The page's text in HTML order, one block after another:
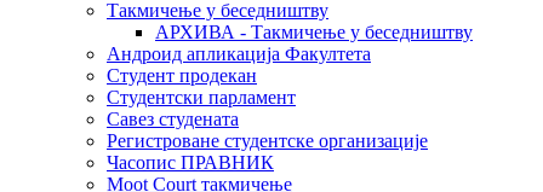
Такмичење у беседништву
АРХИВА - Такмичење у беседништву
Андроид апликација Факултета
Студент продекан
Студентски парламент
Савез студената
Регистроване студентске организације
Часопис ПРАВНИК
Moot Court такмичење